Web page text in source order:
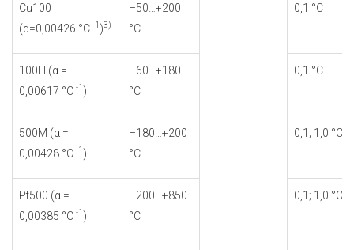
Cu100
(α=0,00426 °С -1 )3)
–50…+200
°С
0,1 °С
100Н (α =
0,00617 °С -1 )
–60…+180
°С
0,1 °С
500М (α =
0,00428 °С -1 )
–180…+200
°С
0,1; 1,0 °С
Pt500 (α =
0,00385 °С -1 )
–200…+850
°С
0,1; 1,0 °С